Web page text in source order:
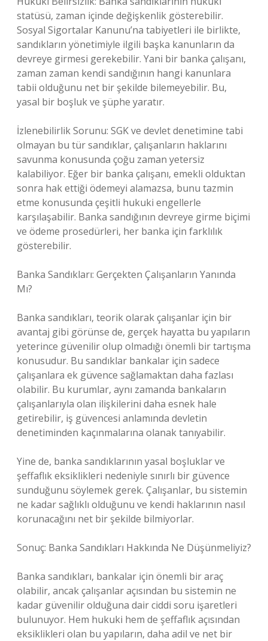
statüsü, zaman içinde değişkenlik gösterebilir.
Sosyal Sigortalar Kanunu’na tabiyetleri ile birlikte,
sandıkların yönetimiyle ilgili başka kanunların da
devreye girmesi gerekebilir. Yani bir banka çalışanı,
zaman zaman kendi sandığının hangi kanunlara
tabii olduğunu net bir şekilde bilemeyebilir. Bu,
yasal bir boşluk ve şüphe yaratır.
İzlenebilirlik Sorunu: SGK ve devlet denetimine tabi
olmayan bu tür sandıklar, çalışanların haklarını
savunma konusunda çoğu zaman yetersiz
kalabiliyor. Eğer bir banka çalışanı, emekli olduktan
sonra hak ettiği ödemeyi alamazsa, bunu tazmin
etme konusunda çeşitli hukuki engellerle
karşılaşabilir. Banka sandığının devreye girme biçimi
ve ödeme prosedürleri, her banka için farklılık
gösterebilir.
Banka Sandıkları: Gerçekten Çalışanların Yanında
Mı?
Banka sandıkları, teorik olarak çalışanlar için bir
avantaj gibi görünse de, gerçek hayatta bu yapıların
yeterince güvenilir olup olmadığı önemli bir tartışma
konusudur. Bu sandıklar bankalar için sadece
çalışanlara ek güvence sağlamaktan daha fazlası
olabilir. Bu kurumlar, aynı zamanda bankaların
çalışanlarıyla olan ilişkilerini daha esnek hale
getirebilir, iş güvencesi anlamında devletin
denetiminden kaçınmalarına olanak tanıyabilir.
Yine de, banka sandıklarının yasal boşluklar ve
şeffaflık eksiklikleri nedeniyle sınırlı bir güvence
sunduğunu söylemek gerek. Çalışanlar, bu sistemin
ne kadar sağlıklı olduğunu ve kendi haklarının nasıl
korunacağını net bir şekilde bilmiyorlar.
Sonuç: Banka Sandıkları Hakkında Ne Düşünmeliyiz?
Banka sandıkları, bankalar için önemli bir araç
olabilir, ancak çalışanlar açısından bu sistemin ne
kadar güvenilir olduğuna dair ciddi soru işaretleri
bulunuyor. Hem hukuki hem de şeffaflık açısından
eksiklikleri olan bu yapıların, daha adil ve net bir